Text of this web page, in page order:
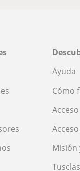
Ayuda
Cómo
Misión